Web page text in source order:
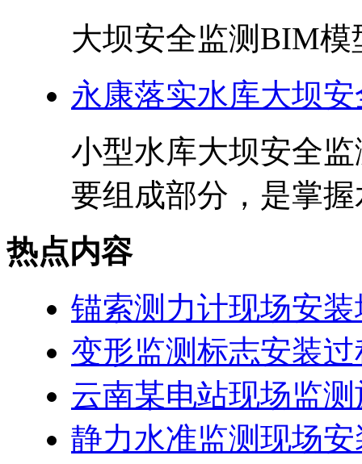
大坝安全监测BIM
永康落实水库大坝
小型水库大坝安全
要组成部分，是掌
热点内容
锚索测力计现场安
变形监测标志安装
云南某电站现场监
静力水准监测现场